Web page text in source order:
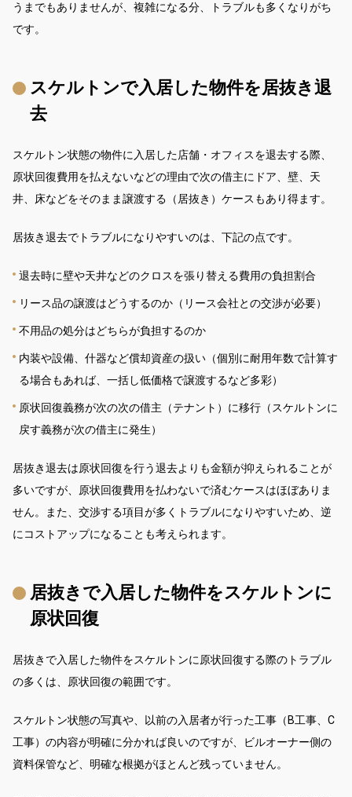
うまでもありませんが、複雑になる分、トラブルも多くなりがち
です。
スケルトンで入居した物件を居抜き退
去
スケルトン状態の物件に入居した店舗・オフィスを退去する際、
原状回復費用を払えないなどの理由で次の借主にドア、壁、天
井、床などをそのまま譲渡する（居抜き）ケースもあり得ます。
居抜き退去でトラブルになりやすいのは、下記の点です。
退去時に壁や天井などのクロスを張り替える費用の負担割合
リース品の譲渡はどうするのか（リース会社との交渉が必要）
不用品の処分はどちらが負担するのか
内装や設備、什器など償却資産の扱い（個別に耐用年数で計算す
る場合もあれば、一括し低価格で譲渡するなど多彩）
原状回復義務が次の次の借主（テナント）に移行（スケルトンに
戻す義務が次の借主に発生）
居抜き退去は原状回復を行う退去よりも金額が抑えられることが
多いですが、原状回復費用を払わないで済むケースはほぼありま
せん。また、交渉する項目が多くトラブルになりやすいため、逆
にコストアップになることも考えられます。
居抜きで入居した物件をスケルトンに
原状回復
居抜きで入居した物件をスケルトンに原状回復する際のトラブル
の多くは、原状回復の範囲です。
スケルトン状態の写真や、以前の入居者が行った工事（B工事、C
工事）の内容が明確に分かれば良いのですが、ビルオーナー側の
資料保管など、明確な根拠がほとんど残っていません。